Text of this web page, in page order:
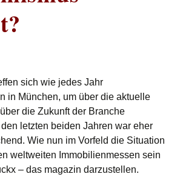
sich wie jedes Jahr
in München, um über die aktuelle
die Zukunft der Branche
letzten beiden Jahren war eher
Wie nun im Vorfeld die Situation
weltweiten Immobilienmessen sein
– das magazin darzustellen.